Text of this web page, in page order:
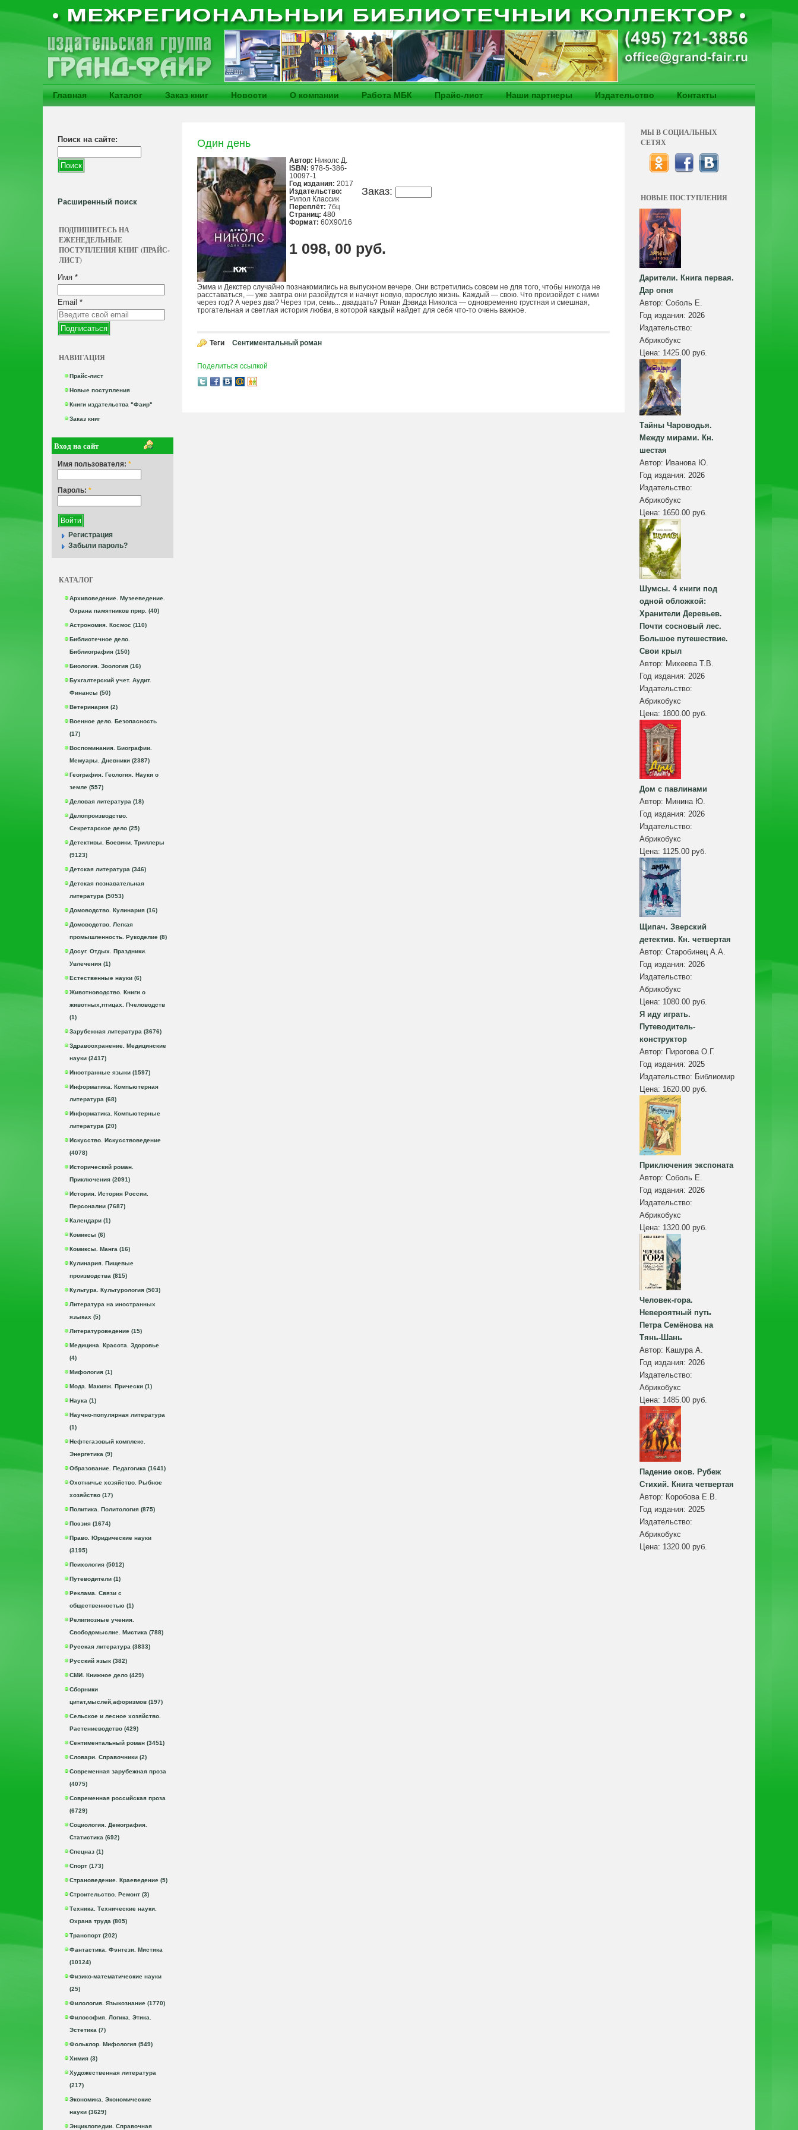
Главная Каталог Заказ книг Новости О компании Работа МБК Прайс-лист Наши партнеры Издательство Контакты
Поиск на сайте:
Расширенный поиск
ПОДПИШИТЕСЬ НА
ЕЖЕНЕДЕЛЬНЫЕ
ПОСТУПЛЕНИЯ КНИГ (ПРАЙС-
ЛИСТ)
Имя *
Email *
НАВИГАЦИЯ
Прайс-лист
Новые поступления
Книги издательства "Фаир"
Заказ книг
Вход на сайт
Имя пользователя: *
Пароль: *
Регистрация
Забыли пароль?
КАТАЛОГ
Архивоведение. Музееведение.
Охрана памятников прир. (40)
Астрономия. Космос (110)
Библиотечное дело.
Библиография (150)
Биология. Зоология (16)
Бухгалтерский учет. Аудит.
Финансы (50)
Ветеринария (2)
Военное дело. Безопасность
(17)
Воспоминания. Биографии.
Мемуары. Дневники (2387)
География. Геология. Науки о
земле (557)
Деловая литература (18)
Делопроизводство.
Секретарское дело (25)
Детективы. Боевики. Триллеры
(9123)
Детская литература (346)
Детская познавательная
литература (5053)
Домоводство. Кулинария (16)
Домоводство. Легкая
промышленность. Рукоделие (8)
Досуг. Отдых. Праздники.
Увлечения (1)
Естественные науки (6)
Животноводство. Книги о
животных,птицах. Пчеловодств
(1)
Зарубежная литература (3676)
Здравоохранение. Медицинские
науки (2417)
Иностранные языки (1597)
Информатика. Компьютерная
литература (68)
Информатика. Компьютерные
литература (20)
Искусство. Искусствоведение
(4078)
Исторический роман.
Приключения (2091)
История. История России.
Персоналии (7687)
Календари (1)
Комиксы (6)
Комиксы. Манга (16)
Кулинария. Пищевые
производства (815)
Культура. Культурология (503)
Литература на иностранных
языках (5)
Литературоведение (15)
Медицина. Красота. Здоровье
(4)
Мифология (1)
Мода. Макияж. Прически (1)
Наука (1)
Научно-популярная литература
(1)
Нефтегазовый комплекс.
Энергетика (9)
Образование. Педагогика (1641)
Охотничье хозяйство. Рыбное
хозяйство (17)
Политика. Политология (875)
Поэзия (1674)
Право. Юридические науки
(3195)
Психология (5012)
Путеводители (1)
Реклама. Связи с
общественностью (1)
Религиозные учения.
Свободомыслие. Мистика (788)
Русская литература (3833)
Русский язык (382)
СМИ. Книжное дело (429)
Сборники
цитат,мыслей,афоризмов (197)
Сельское и лесное хозяйство.
Растениеводство (429)
Сентиментальный роман (3451)
Словари. Справочники (2)
Современная зарубежная проза
(4075)
Современная российская проза
(6729)
Социология. Демография.
Статистика (692)
Спецназ (1)
Спорт (173)
Страноведение. Краеведение (5)
Строительство. Ремонт (3)
Техника. Технические науки.
Охрана труда (805)
Транспорт (202)
Фантастика. Фэнтези. Мистика
(10124)
Физико-математические науки
(25)
Филология. Языкознание (1770)
Философия. Логика. Этика.
Эстетика (7)
Фольклор. Мифология (549)
Химия (3)
Художественная литература
(217)
Экономика. Экономические
науки (3629)
Энциклопедии. Справочная
Один день
Заказ:
Автор: Николс Д.
ISBN: 978-5-386-
10097-1
Год издания: 2017
Издательство:
Рипол Классик
Переплёт: 7бц
Страниц: 480
Формат: 60Х90/16
1 098, 00 руб.
Эмма и Декстер случайно познакомились на выпускном вечере. Они встретились совсем не для того, чтобы никогда не
расставаться, — уже завтра они разойдутся и начнут новую, взрослую жизнь. Каждый — свою. Что произойдет с ними
через год? А через два? Через три, семь... двадцать? Роман Дэвида Николса — одновременно грустная и смешная,
трогательная и светлая история любви, в которой каждый найдет для себя что-то очень важное.
Теги Сентиментальный роман
Поделиться ссылкой
МЫ В СОЦИАЛЬНЫХ
СЕТЯХ
НОВЫЕ ПОСТУПЛЕНИЯ
Дарители. Книга первая.
Дар огня
Автор: Соболь Е.
Год издания: 2026
Издательство:
Абрикобукс
Цена: 1425.00 руб.
Тайны Чароводья.
Между мирами. Кн.
шестая
Автор: Иванова Ю.
Год издания: 2026
Издательство:
Абрикобукс
Цена: 1650.00 руб.
Шумсы. 4 книги под
одной обложкой:
Хранители Деревьев.
Почти сосновый лес.
Большое путешествие.
Свои крыл
Автор: Михеева Т.В.
Год издания: 2026
Издательство:
Абрикобукс
Цена: 1800.00 руб.
Дом с павлинами
Автор: Минина Ю.
Год издания: 2026
Издательство:
Абрикобукс
Цена: 1125.00 руб.
Щипач. Зверский
детектив. Кн. четвертая
Автор: Старобинец А.А.
Год издания: 2026
Издательство:
Абрикобукс
Цена: 1080.00 руб.
Я иду играть.
Путеводитель-
конструктор
Автор: Пирогова О.Г.
Год издания: 2025
Издательство: Библиомир
Цена: 1620.00 руб.
Приключения экспоната
Автор: Соболь Е.
Год издания: 2026
Издательство:
Абрикобукс
Цена: 1320.00 руб.
Человек-гора.
Невероятный путь
Петра Семёнова на
Тянь-Шань
Автор: Кашура А.
Год издания: 2026
Издательство:
Абрикобукс
Цена: 1485.00 руб.
Падение оков. Рубеж
Стихий. Книга четвертая
Автор: Коробова Е.В.
Год издания: 2025
Издательство:
Абрикобукс
Цена: 1320.00 руб.